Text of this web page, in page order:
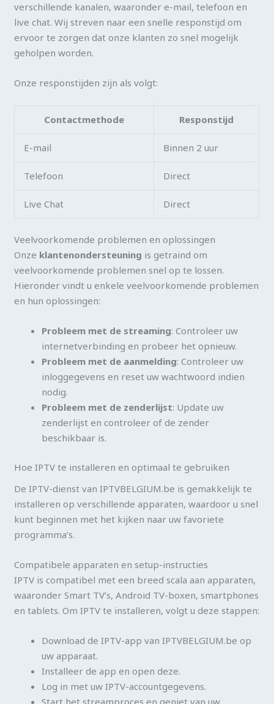
verschillende kanalen, waaronder e-mail, telefoon en
live chat. Wij streven naar een snelle responstijd om
ervoor te zorgen dat onze klanten zo snel mogelijk
geholpen worden.
Onze responstijden zijn als volgt:
Contactmethode Responstijd
E-mail Binnen 2 uur
Telefoon Direct
Live Chat Direct
Veelvoorkomende problemen en oplossingen
Onze klantenondersteuning is getraind om
veelvoorkomende problemen snel op te lossen.
Hieronder vindt u enkele veelvoorkomende problemen
en hun oplossingen:
Probleem met de streaming: Controleer uw
internetverbinding en probeer het opnieuw.
Probleem met de aanmelding: Controleer uw
inloggegevens en reset uw wachtwoord indien
nodig.
Probleem met de zenderlijst: Update uw
zenderlijst en controleer of de zender
beschikbaar is.
Hoe IPTV te installeren en optimaal te gebruiken
De IPTV-dienst van IPTVBELGIUM.be is gemakkelijk te
installeren op verschillende apparaten, waardoor u snel
kunt beginnen met het kijken naar uw favoriete
programma’s.
Compatibele apparaten en setup-instructies
IPTV is compatibel met een breed scala aan apparaten,
waaronder Smart TV’s, Android TV-boxen, smartphones
en tablets. Om IPTV te installeren, volgt u deze stappen:
Download de IPTV-app van IPTVBELGIUM.be op
uw apparaat.
Installeer de app en open deze.
Log in met uw IPTV-accountgegevens.